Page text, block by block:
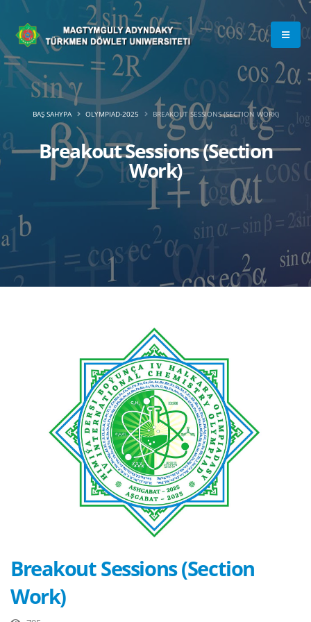
Breakout Sessions (Section
Work)
BAŞ SAHYPA OLYMPIAD-2025 BREAKOUT SESSIONS (SECTION WORK)
Breakout Sessions (Section
Work)